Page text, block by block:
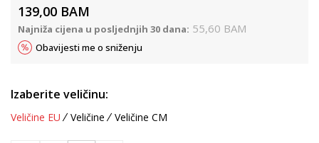
139,00 BAM
Najniža cijena u posljednjih 30 dana: 55,60 BAM
Obavijesti me o sniženju
Izaberite veličinu:
Veličine EU Veličine Veličine CM